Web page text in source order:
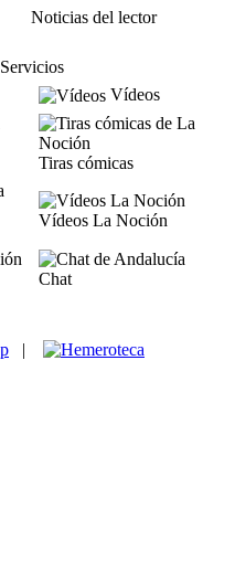
Noticias del lector
Servicios
Vídeos
Tiras cómicas
Vídeos La Noción
Chat
|